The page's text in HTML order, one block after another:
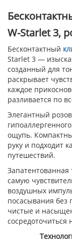
W-Starlet 3,
Бесконтактный
Starlet 3 —
созданный для
раскрывает
каждое
разливается по
Элегантный
ощупь.
руку и подходит
путешествий.
Запатентованная
самую
воздушных
посасывания без
чистые и
сосредоточиться